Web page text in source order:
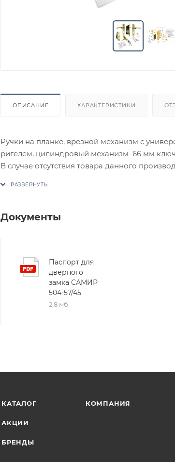
ОПИСАНИЕ ХАРАКТЕРИСТИКИ
Ручки на планке, врезной механизм с
ригелем, цилиндровый механизм 66 мм
В случае отсутствия товара данного
приходит письмо только для подтверждения,
выставленного счета.
Документы
Паспорт для
дверного
замка САМИР
504-57/45
2,8 мб
КАТАЛОГ
АКЦИИ
БРЕНДЫ
КОМПАНИЯ